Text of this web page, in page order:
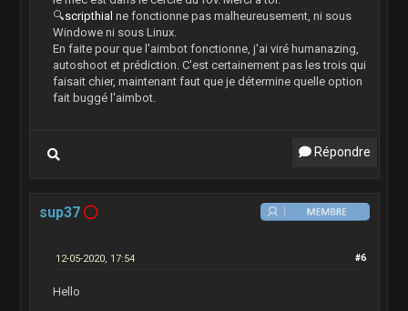
🔍scripthial ne fonctionne pas malheureusement, ni sous
Windowe ni sous Linux.
En faite pour que l'aimbot fonctionne, j'ai viré humanazing,
autoshoot et prédiction. C'est certainement pas les trois qui
faisait chier, maintenant faut que je détermine quelle option
fait buggé l'aimbot.
Répondre
sup37
#6
12-05-2020, 17:54
Hello